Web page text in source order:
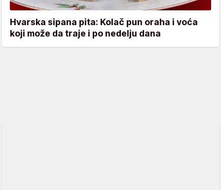
Hvarska sipana pita: Kolač pun oraha i voća
koji može da traje i po nedelju dana